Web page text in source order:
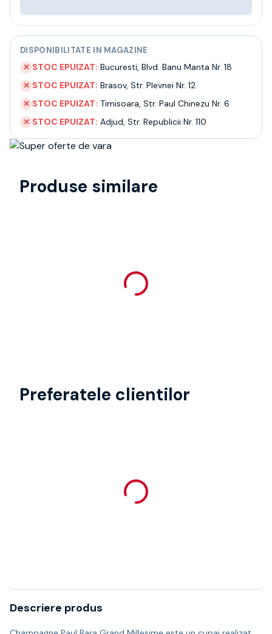
DISPONIBILITATE IN MAGAZINE
✕ STOC EPUIZAT: Bucuresti, Blvd. Banu Manta Nr. 18
✕ STOC EPUIZAT: Brasov, Str. Plevnei Nr. 12
✕ STOC EPUIZAT: Timisoara, Str. Paul Chinezu Nr. 6
✕ STOC EPUIZAT: Adjud, Str. Republicii Nr. 110
Produse similare
Preferatele clientilor
Descriere produs